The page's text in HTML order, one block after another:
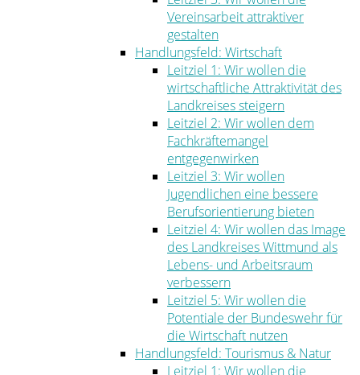
Vereinsarbeit attraktiver
gestalten
Handlungsfeld: Wirtschaft
Leitziel 1: Wir wollen die
wirtschaftliche Attraktivität des
Landkreises steigern
Leitziel 2: Wir wollen dem
Fachkräftemangel
entgegenwirken
Leitziel 3: Wir wollen
Jugendlichen eine bessere
Berufsorientierung bieten
Leitziel 4: Wir wollen das Image
des Landkreises Wittmund als
Lebens- und Arbeitsraum
verbessern
Leitziel 5: Wir wollen die
Potentiale der Bundeswehr für
die Wirtschaft nutzen
Handlungsfeld: Tourismus & Natur
Leitziel 1: Wir wollen die